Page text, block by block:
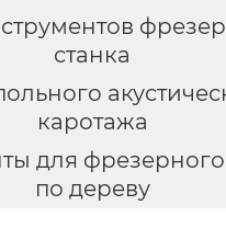
станка
каротажа
для фрезерного
по дереву